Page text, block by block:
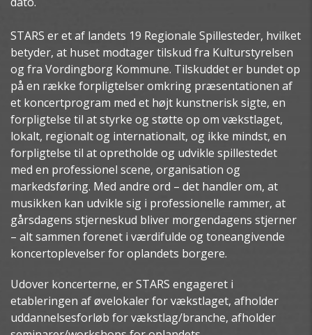
STARS er et af landets 19 Regionale Spillesteder, hvilket
betyder, at huset modtager tilskud fra Kulturstyrelsen
og fra Vordingborg Kommune. Tilskuddet er bundet op
på en række forpligtelser omkring præsentationen af
et koncertprogram med et højt kunstnerisk sigte, en
forpligtelse til at styrke og støtte op om vækstlaget,
lokalt, regionalt og internationalt, og ikke mindst, en
forpligtelse til at opretholde og udvikle spillestedet
med en professionel scene, organisation og
markedsføring. Med andre ord – det handler om, at
musikken kan udvikle sig i professionelle rammer, at
gårsdagens stjerneskud bliver morgendagens stjerner
– alt sammen forenet i værdifulde og toneangivende
koncertoplevelser for oplandets borgere.
Udover koncerterne, er STARS engageret i
etableringen af øvelokaler for vækstlaget, afholder
uddannelsesforløb for vækstlag/branche, afholder